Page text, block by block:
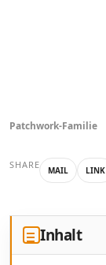
Patchwork-Familie
SHARE MAIL LINK
Inhalt